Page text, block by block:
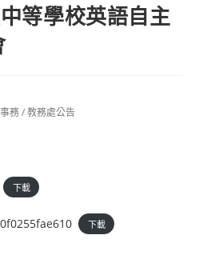
等學校英語自主
務/教務處公告
下載
下載